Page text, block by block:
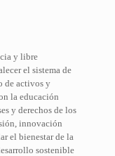
y libre
el sistema de
de activos y
la educación
y derechos de los
innovación
el bienestar de la
sostenible